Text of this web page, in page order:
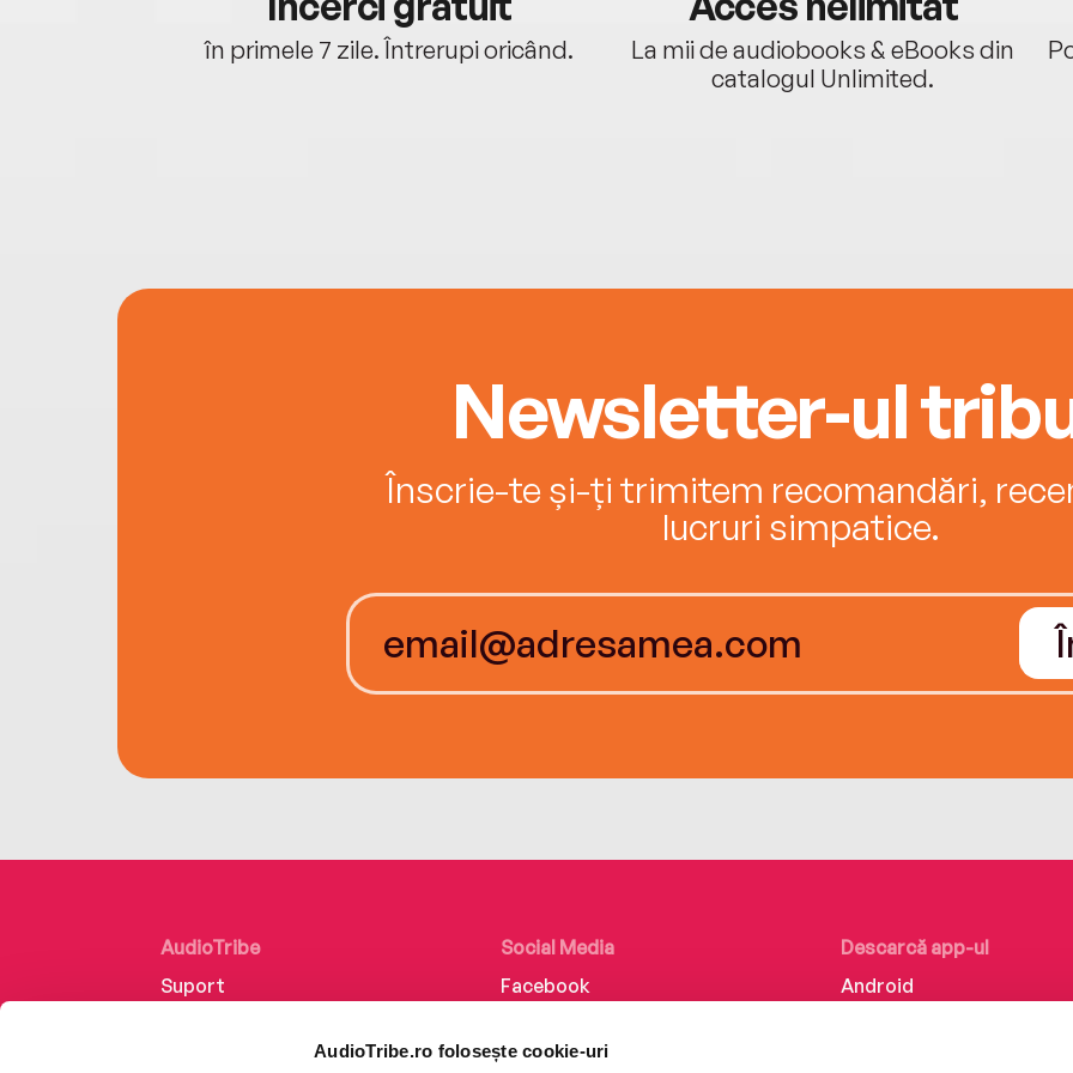
AudioTribe.ro folosește cookie-uri
în primele 7 zile. Întrerupi oricând.
La mii de audiobooks & eBooks din
catalogul Unlimited.
Newsletter-ul
Înscrie-te și-ți trimitem recomandări,
lucruri simpatice.
AudioTribe
Suport
Social Media
Facebook
Instagram
Descarcă app-ul
Android